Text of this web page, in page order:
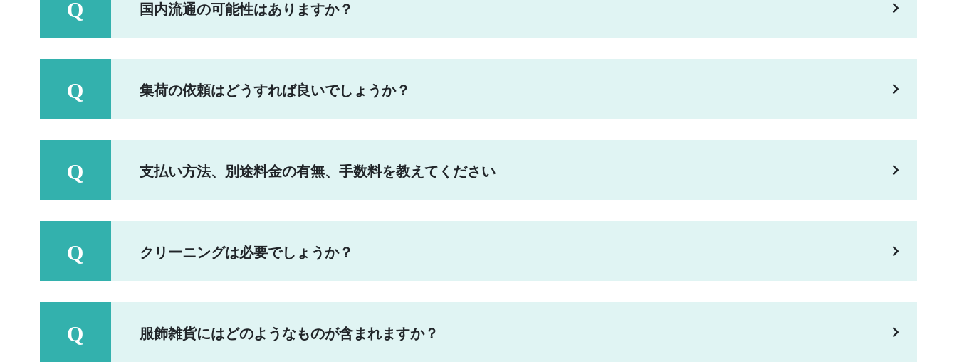
国内流通の可能性はありますか？
集荷の依頼はどうすれば良いでしょうか？
支払い方法、別途料金の有無、手数料を教えてください
クリーニングは必要でしょうか？
服飾雑貨にはどのようなものが含まれますか？